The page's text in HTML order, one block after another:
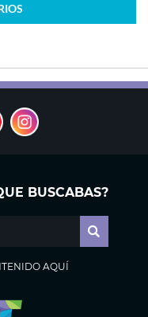
BUSCABAS?
AQUÍ